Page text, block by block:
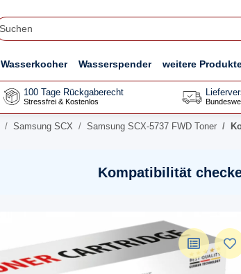
Wasserkocher Wasserspender weitere
100 Tage Rückgaberecht
Stressfrei & Kostenlos
Samsung SCX Samsung SCX-5737 FWD Toner
Kompatibilität